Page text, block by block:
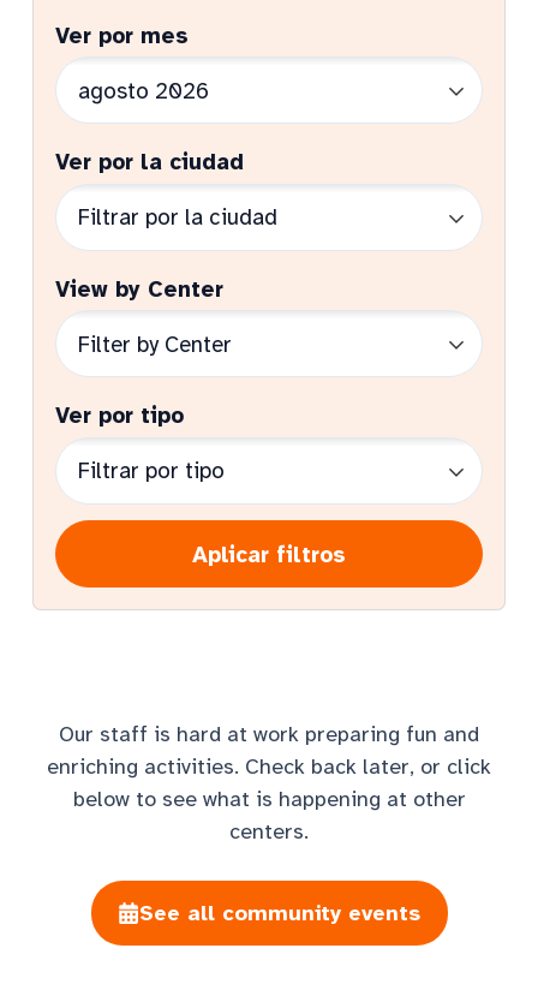
Ver por mes
Ver por la ciudad
View by Center
Ver por tipo
Aplicar filtros
Our staff is hard at work preparing fun and
enriching activities. Check back later, or click
below to see what is happening at other
centers.
See all community events